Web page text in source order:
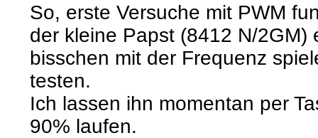
So, erste Versuche mit PWM
der kleine Papst (8412 N/2GM)
bisschen mit der Frequenz
testen.
Ich lassen ihn momentan per
90% laufen.